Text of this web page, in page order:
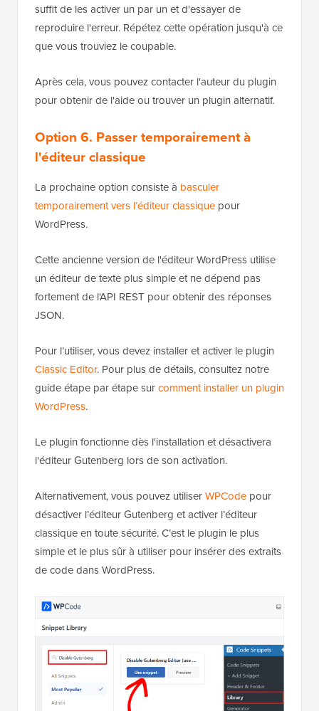
suffit de les activer un par un et d'essayer de
reproduire l'erreur. Répétez cette opération jusqu'à ce
que vous trouviez le coupable.
Après cela, vous pouvez contacter l'auteur du plugin
pour obtenir de l'aide ou trouver un plugin alternatif.
Option 6. Passer temporairement à
l'éditeur classique
La prochaine option consiste à basculer
temporairement vers l’éditeur classique pour
WordPress.
Cette ancienne version de l'éditeur WordPress utilise
un éditeur de texte plus simple et ne dépend pas
fortement de l'API REST pour obtenir des réponses
JSON.
Pour l’utiliser, vous devez installer et activer le plugin
Classic Editor. Pour plus de détails, consultez notre
guide étape par étape surcomment installer un plugin
WordPress.
Le plugin fonctionne dès l'installation et désactivera
l'éditeur Gutenberg lors de son activation.
Alternativement, vous pouvez utiliserWPCode pour
désactiver l’éditeur Gutenberg et activer l’éditeur
classique en toute sécurité. C’est le plugin le plus
simple et le plus sûr à utiliser pour insérer des extraits
de code dans WordPress.